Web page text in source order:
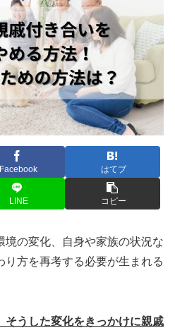
Facebook はてブ
LINE コピー
境の変化、自身や家族の状況な
り方を再考する必要が生まれる
そうした変化をきっかけに親戚